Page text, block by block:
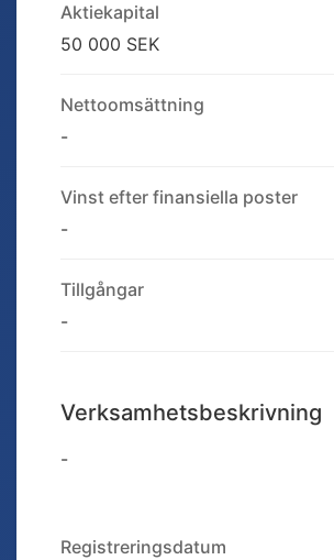
Aktiekapital
50 000 SEK
Nettoomsättning
-
Vinst efter finansiella poster
-
Tillgångar
-
Verksamhetsbeskrivning
-
Registreringsdatum